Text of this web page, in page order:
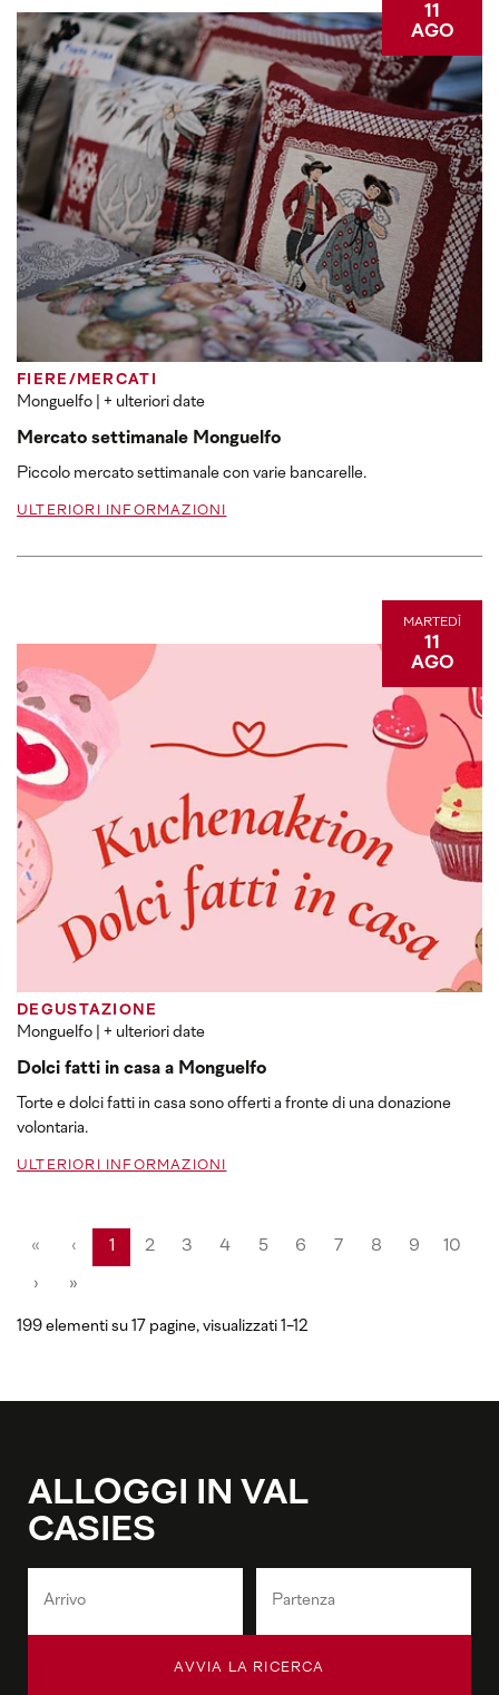
11
AGO
FIERE/MERCATI
Monguelfo | + ulteriori date
Mercato settimanale Monguelfo
Piccolo mercato settimanale con varie bancarelle.
ULTERIORI INFORMAZIONI
MARTEDÌ
11
AGO
DEGUSTAZIONE
Monguelfo | + ulteriori date
Dolci fatti in casa a Monguelfo
Torte e dolci fatti in casa sono offerti a fronte di una donazione
volontaria.
ULTERIORI INFORMAZIONI
« ‹ 1 2 3 4 5 6 7 8 9 10
› »
199 elementi su 17 pagine, visualizzati 1-12
ALLOGGI IN VAL
CASIES
AVVIA LA RICERCA